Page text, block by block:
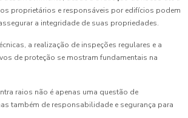
proprietários e responsáveis por edifícios podem
a integridade de suas propriedades.
a realização de inspeções regulares e a
de proteção se mostram fundamentais na
raios não é apenas uma questão de
também de responsabilidade e segurança para